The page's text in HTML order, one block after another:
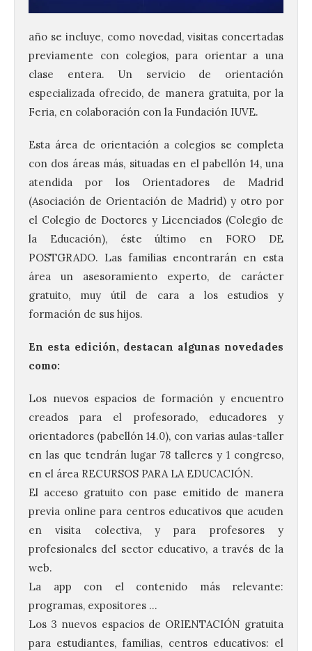
año se incluye, como novedad, visitas concertadas
previamente con colegios, para orientar a una
clase entera. Un servicio de orientación
especializada ofrecido, de manera gratuita, por la
Feria, en colaboración con la Fundación IUVE.
Esta área de orientación a colegios se completa
con dos áreas más, situadas en el pabellón 14, una
atendida por los Orientadores de Madrid
(Asociación de Orientación de Madrid) y otro por
el Colegio de Doctores y Licenciados (Colegio de
la Educación), éste último en FORO DE
POSTGRADO. Las familias encontrarán en esta
área un asesoramiento experto, de carácter
gratuito, muy útil de cara a los estudios y
formación de sus hijos.
En esta edición, destacan algunas novedades
como:
Los nuevos espacios de formación y encuentro
creados para el profesorado, educadores y
orientadores (pabellón 14.0), con varias aulas-taller
en las que tendrán lugar 78 talleres y 1 congreso,
en el área RECURSOS PARA LA EDUCACIÓN.
El acceso gratuito con pase emitido de manera
previa online para centros educativos que acuden
en visita colectiva, y para profesores y
profesionales del sector educativo, a través de la
web.
La app con el contenido más relevante:
programas, expositores …
Los 3 nuevos espacios de ORIENTACIÓN gratuita
para estudiantes, familias, centros educativos: el